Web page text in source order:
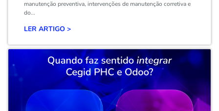
manutenção preventiva, intervenções de manutenção corretiva e
do...
LER ARTIGO >